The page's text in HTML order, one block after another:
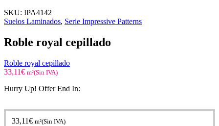
SKU: IPA4142
Suelos Laminados, Serie Impressive Patterns
Roble royal cepillado
Roble royal cepillado
33,11€ m²(Sin IVA)
Hurry Up! Offer End In:
33,11€ m²(Sin IVA)